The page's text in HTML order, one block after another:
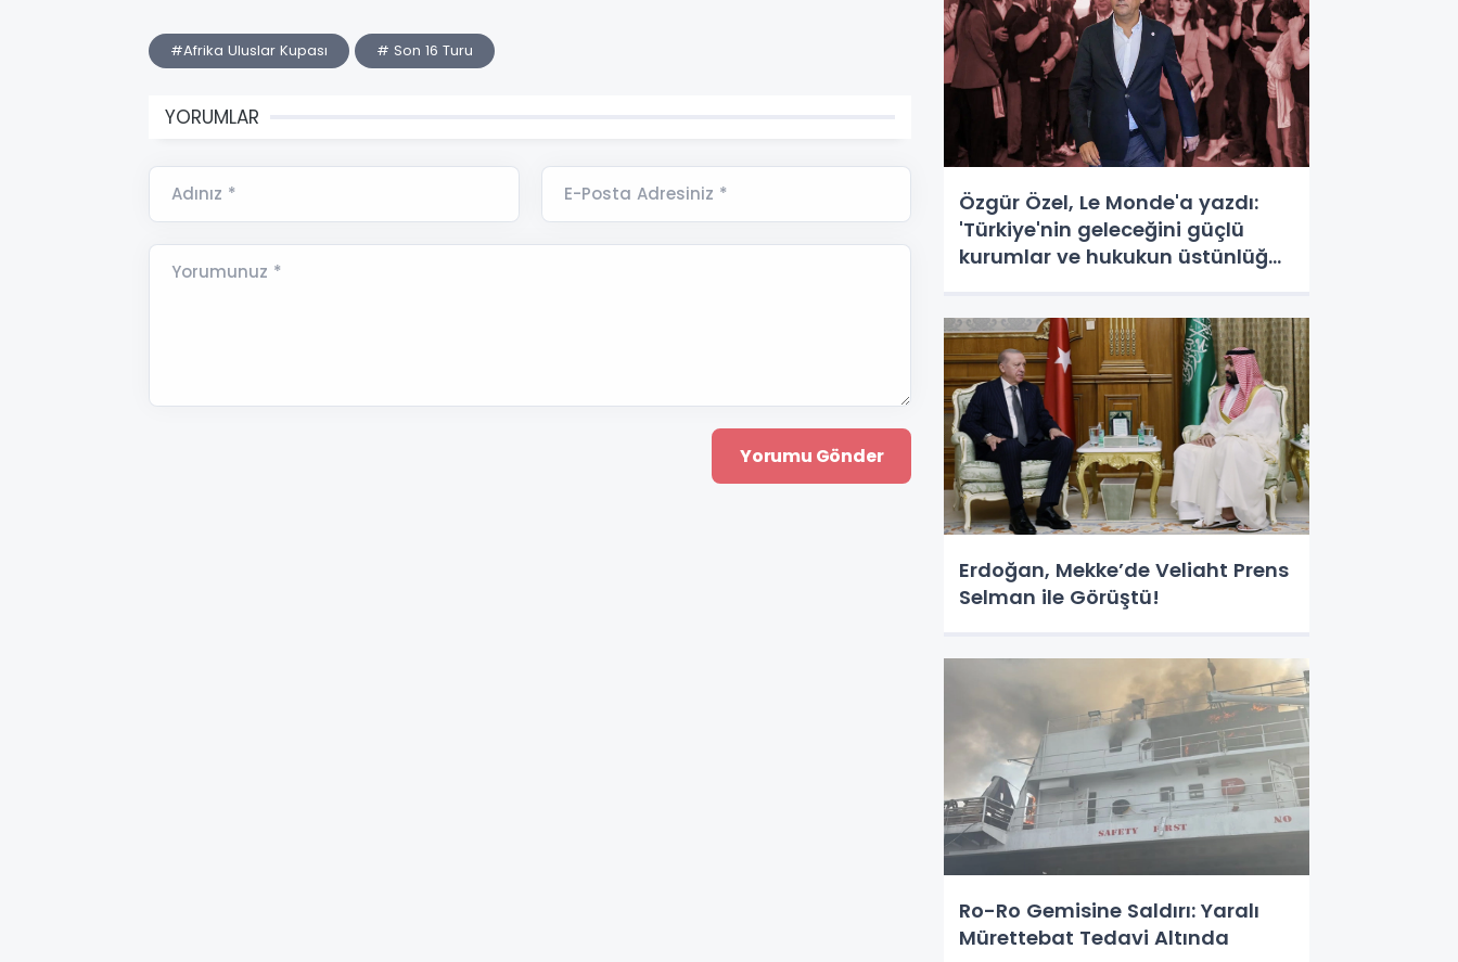
#Afrika Uluslar Kupası # Son 16 Turu
YORUMLAR
Adınız * E-Posta Adresiniz *
Yorumunuz *
Özgür Özel, Le Monde'a yazdı:
'Türkiye'nin geleceğini güçlü
kurumlar ve hukukun üstünlüğü
Erdoğan, Mekke’de Veliaht Prens
Selman ile Görüştü!
Ro-Ro Gemisine Saldırı: Yaralı
Mürettebat Tedavi Altında